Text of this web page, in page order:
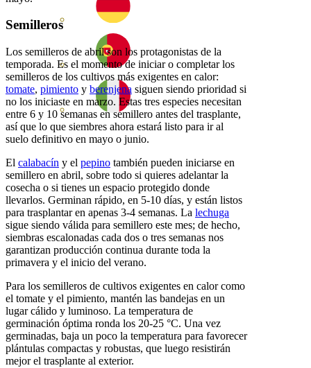
Semilleros
Los semilleros de abril son los protagonistas de la
temporada. Es el momento de iniciar o completar los
semilleros de los cultivos más exigentes en calor:
tomate, pimiento y berenjena siguen siendo prioridad si
no los iniciaste en marzo. Estas tres especies necesitan
entre 6 y 10 semanas en semillero antes del trasplante,
así que lo que siembres ahora estará listo para ir al
suelo definitivo en mayo o junio.
El calabacín y el pepino también pueden iniciarse en
semillero en abril, sobre todo si quieres adelantar la
cosecha o si tienes un espacio protegido donde
llevarlos. Germinan rápido, en 5-10 días, y están listos
para trasplantar en apenas 3-4 semanas. La lechuga
sigue siendo válida para semillero este mes; de hecho,
siembras escalonadas cada dos o tres semanas nos
garantizan producción continua durante toda la
primavera y el inicio del verano.
Para los semilleros de cultivos exigentes en calor como
el tomate y el pimiento, mantén las bandejas en un
lugar cálido y luminoso. La temperatura de
germinación óptima ronda los 20-25 °C. Una vez
germinadas, baja un poco la temperatura para favorecer
plántulas compactas y robustas, que luego resistirán
mejor el trasplante al exterior.